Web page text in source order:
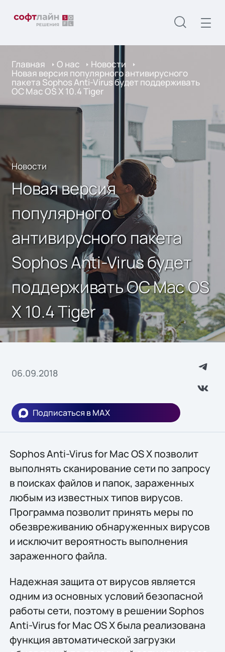
Главная О нас Новости
Новая версия популярного антивирусного
пакета Sophos Anti-Virus будет поддерживать
ОС Mac OS X 10.4 Tiger
Новости
Новая версия
популярного
антивирусного пакета
Sophos Anti-Virus будет
поддерживать ОС Mac OS
X 10.4 Tiger
06.09.2018
Подписаться в MAX
Sophos Anti-Virus for Mac OS X позволит
выполнять сканирование сети по запросу
в поисках файлов и папок, зараженных
любым из известных типов вирусов.
Программа позволит принять меры по
обезвреживанию обнаруженных вирусов
и исключит вероятность выполнения
зараженного файла.
Надежная защита от вирусов является
одним из основных условий безопасной
работы сети, поэтому в решении Sophos
Anti-Virus for Mac OS X была реализована
функция автоматической загрузки